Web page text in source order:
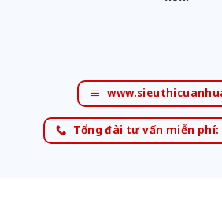
Tổng đài tư vấn miễn phí: